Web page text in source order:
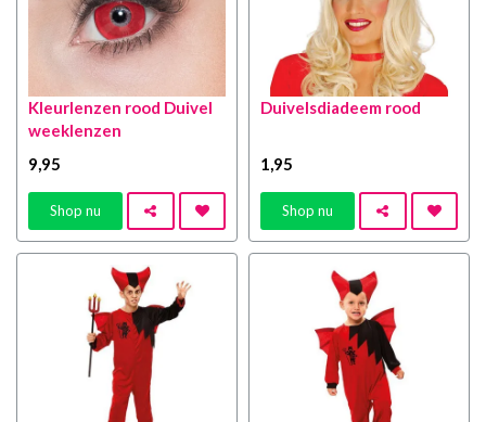
Kleurlenzen rood Duivel
weeklenzen
9,95
Shop nu
Duivelsdiadeem rood
1,95
Shop nu